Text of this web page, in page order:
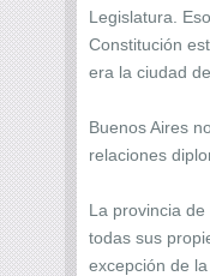
Legislatura.
Constitución
era la ciudad
Buenos Aires
relaciones
La provincia
todas sus
excepción de